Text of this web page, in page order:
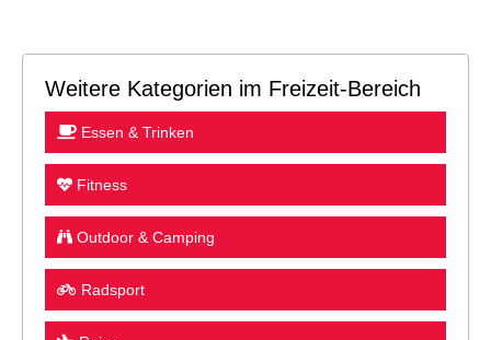
Weitere Kategorien im Freizeit-Bereich
Essen & Trinken
Fitness
Outdoor & Camping
Radsport